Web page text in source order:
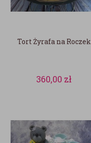
Tort Żyrafa na Roczek
360,00 zł